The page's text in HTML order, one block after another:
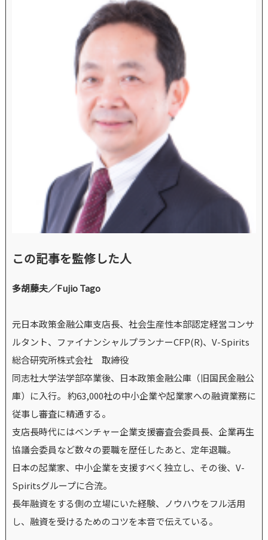
この記事を監修した人
多胡藤夫／Fujio Tago
元日本政策金融公庫支店長、社会生産性本部認定経営コンサ
ルタント、ファイナンシャルプランナーCFP(R)、V-Spirits
総合研究所株式会社 取締役
同志社大学法学部卒業後、日本政策金融公庫（旧国民金融公
庫）に入行。 約63,000社の中小企業や起業家への融資業務に
従事し審査に精通する。
支店長時代にはベンチャー企業支援審査会委員長、企業再生
協議会委員など数々の要職を歴任したあと、定年退職。
日本の起業家、中小企業を支援すべく独立し、その後、V-
Spiritsグループに合流。
長年融資をする側の立場にいた経験、ノウハウをフル活用
し、融資を受けるためのコツを本音で伝えている。